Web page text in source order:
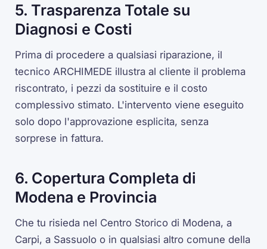
5. Trasparenza Totale su
Diagnosi e Costi
Prima di procedere a qualsiasi riparazione, il
tecnico ARCHIMEDE illustra al cliente il problema
riscontrato, i pezzi da sostituire e il costo
complessivo stimato. L'intervento viene eseguito
solo dopo l'approvazione esplicita, senza
sorprese in fattura.
6. Copertura Completa di
Modena e Provincia
Che tu risieda nel Centro Storico di Modena, a
Carpi, a Sassuolo o in qualsiasi altro comune della